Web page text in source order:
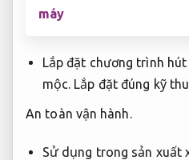
máy
Lắp đặt chương trình
mộc. Lắp đặt đúng kỹ
An toàn vận hành.
Sử dụng trong sản xuất